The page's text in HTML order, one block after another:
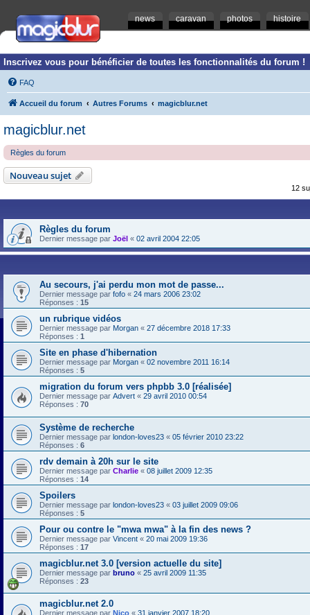
news caravan photos histoire
Inscrivez vous pour bénéficier de toutes les fonctionnalités du forum !
FAQ
Accueil du forum Autres Forums magicblur.net
magicblur.net
Règles du forum
Nouveau sujet
12
Règles du forum
Dernier message par Joël « 02 avril 2004 22:05
Au secours, j'ai perdu mon mot de passe...
Dernier message par fofo « 24 mars 2006 23:02
Réponses : 15
un rubrique vidéos
Dernier message par Morgan « 27 décembre 2018 17:33
Réponses : 1
Site en phase d'hibernation
Dernier message par Morgan « 02 novembre 2011 16:14
Réponses : 5
migration du forum vers phpbb 3.0 [réalisée]
Dernier message par Advert « 29 avril 2010 00:54
Réponses : 70
Système de recherche
Dernier message par london-loves23 « 05 février 2010 23:22
Réponses : 6
rdv demain à 20h sur le site
Dernier message par Charlie « 08 juillet 2009 12:35
Réponses : 14
Spoilers
Dernier message par london-loves23 « 03 juillet 2009 09:06
Réponses : 5
Pour ou contre le "mwa mwa" à la fin des news ?
Dernier message par Vincent « 20 mai 2009 19:36
Réponses : 17
magicblur.net 3.0 [version actuelle du site]
Dernier message par bruno « 25 avril 2009 11:35
Réponses : 23
magicblur.net 2.0
Dernier message par Nico « 31 janvier 2007 18:20